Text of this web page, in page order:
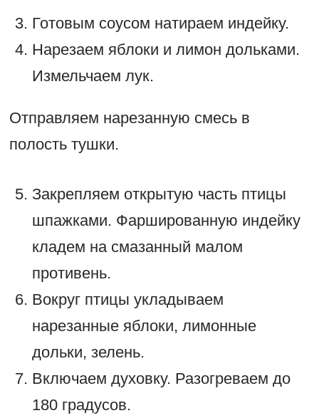
Готовым соусом натираем индейку.
Нарезаем яблоки и лимон дольками.
Измельчаем лук.
Отправляем нарезанную смесь в
полость тушки.
Закрепляем открытую часть птицы
шпажками. Фаршированную индейку
кладем на смазанный малом
противень.
Вокруг птицы укладываем
нарезанные яблоки, лимонные
дольки, зелень.
Включаем духовку. Разогреваем до
180 градусов.